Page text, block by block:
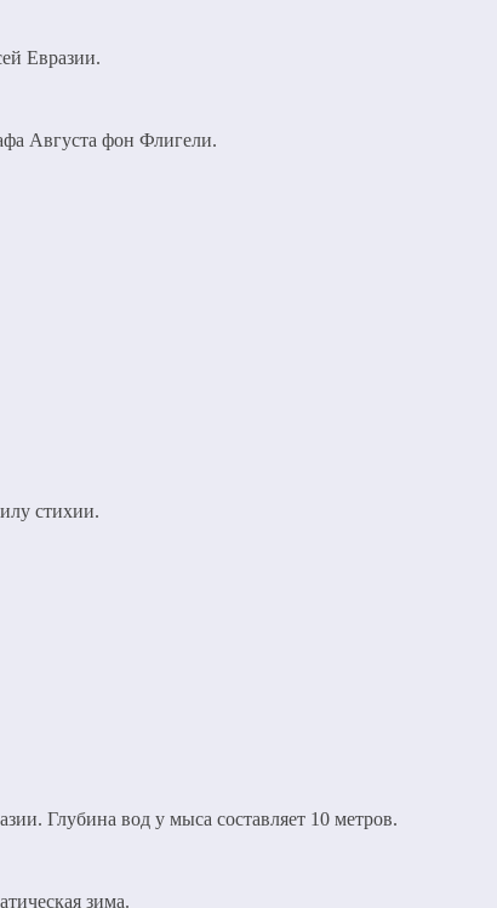
Евразии.
Августа фон Флигели.
стихии.
Глубина вод у мыса составляет 10 метров.
зима.